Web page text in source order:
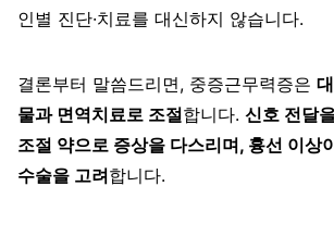
인별 진단·치료를 대신하지 않습니다.
결론부터 말씀드리면, 중증근무력증은
물과 면역치료로 조절합니다. 신호 전달
조절 약으로 증상을 다스리며, 흉선 이상
수술을 고려합니다.